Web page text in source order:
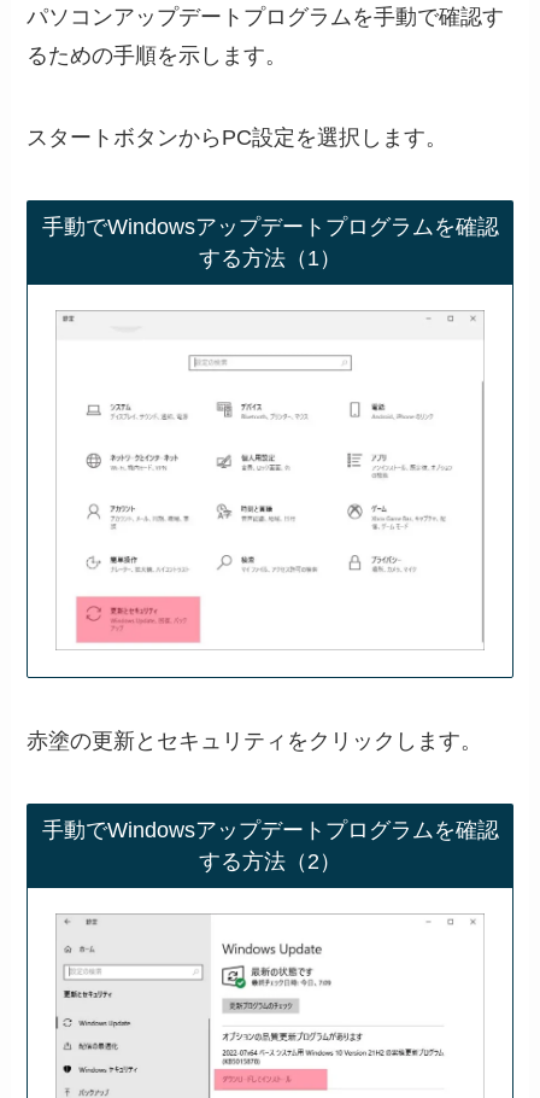
パソコンアップデートプログラムを手動で確認す
るための手順を示します。
スタートボタンからPC設定を選択します。
手動でWindowsアップデートプログラムを確認
する方法（1）
赤塗の更新とセキュリティをクリックします。
手動でWindowsアップデートプログラムを確認
する方法（2）